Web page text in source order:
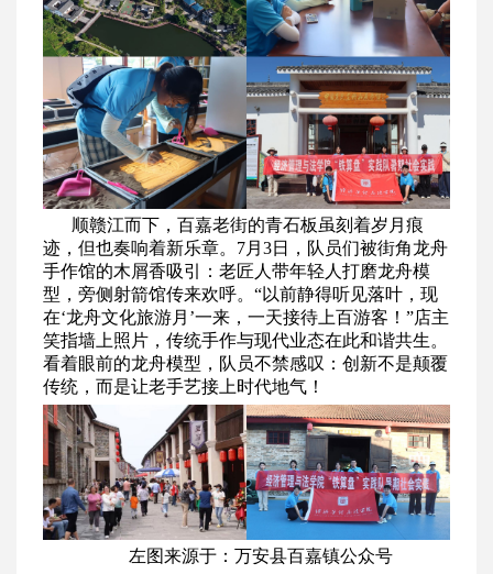
顺赣江而下，百嘉老街的青石板虽刻着岁月痕
迹，但也奏响着新乐章。7月3日，队员们被街角龙舟
手作馆的木屑香吸引：老匠人带年轻人打磨龙舟模
型，旁侧射箭馆传来欢呼。“以前静得听见落叶，现
在‘龙舟文化旅游月’一来，一天接待上百游客！”店主
笑指墙上照片，传统手作与现代业态在此和谐共生。
看着眼前的龙舟模型，队员不禁感叹：创新不是颠覆
传统，而是让老手艺接上时代地气！
左图来源于：万安县百嘉镇公众号